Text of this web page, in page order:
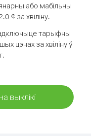
або мабільны
¢ за хвіліну.
тарыфны
цэнах за хвіліну ў
выклікі